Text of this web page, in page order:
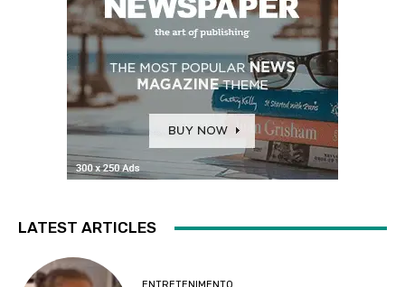
LATEST ARTICLES
ENTRETENIMENTO